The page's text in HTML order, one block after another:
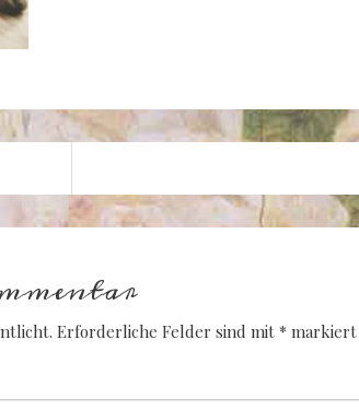
Erforderliche Felder sind mit * markiert